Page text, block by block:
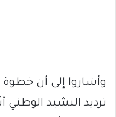
وأشاروا إلى أن
ترديد النشيد الوطني